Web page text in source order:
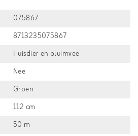
075867
8713235075867
Huisdier en pluimvee
Nee
Groen
112 cm
50 m